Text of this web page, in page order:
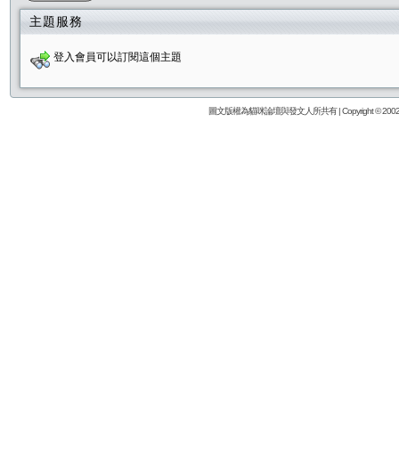
主題服務
登入會員可以訂閱這個主題
圖文版權為貓咪論壇與發文人所共有 | Copyright ©